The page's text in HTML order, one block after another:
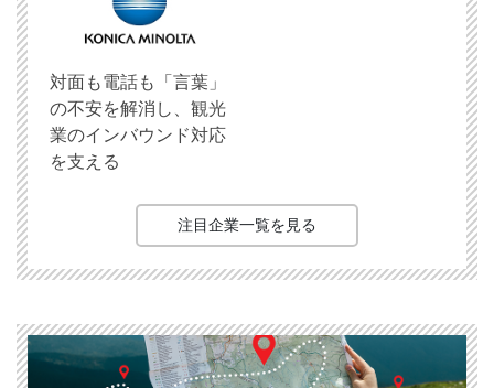
対面も電話も「言葉」
の不安を解消し、観光
業のインバウンド対応
を支える
注目企業一覧を見る